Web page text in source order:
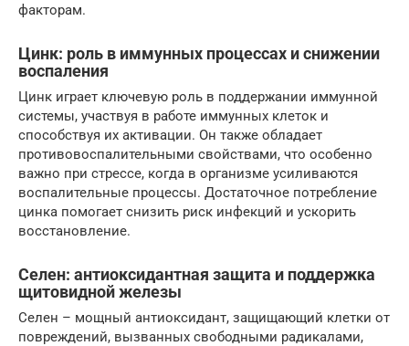
факторам.
Цинк: роль в иммунных процессах и снижении
воспаления
Цинк играет ключевую роль в поддержании иммунной
системы, участвуя в работе иммунных клеток и
способствуя их активации. Он также обладает
противовоспалительными свойствами, что особенно
важно при стрессе, когда в организме усиливаются
воспалительные процессы. Достаточное потребление
цинка помогает снизить риск инфекций и ускорить
восстановление.
Селен: антиоксидантная защита и поддержка
щитовидной железы
Селен – мощный антиоксидант, защищающий клетки от
повреждений, вызванных свободными радикалами,